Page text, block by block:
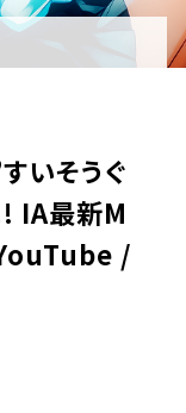
いそうぐ
IA最新M
YouTube /